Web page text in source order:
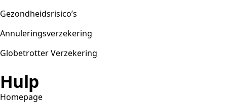
Gezondheidsrisico’s
Annuleringsverzekering
Globetrotter Verzekering
Hulp
Homepage